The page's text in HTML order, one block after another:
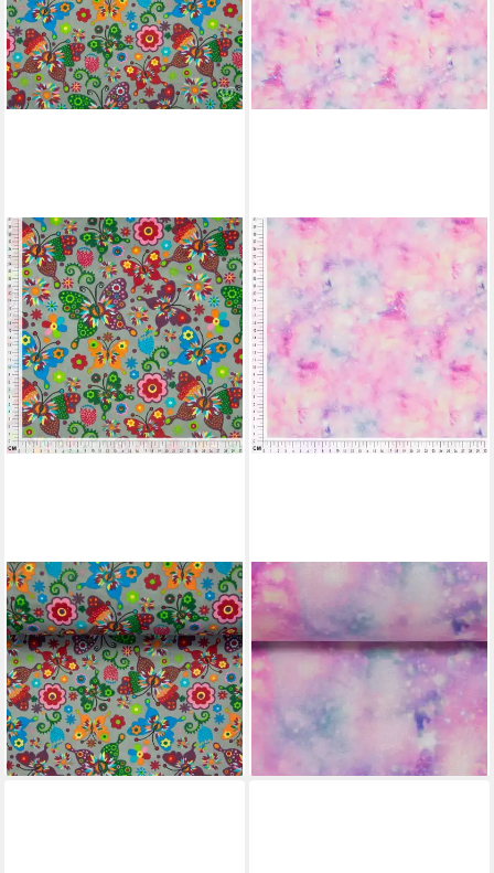
MADDMA
Stoff Baumwollstoff
Frühlingszauber 1/2
Meterware, 160 cm Breite
Kinder
3,94 €
(4,93 €/ 1 qm)
lieferbar - in 4-5 Werktagen bei dir
MADDMA
Stoff Baumwollstoff Einhorn
Galaxie 1/2 Meterware 147cm
breit Sommer
8,00 €
(10,81 €/ 1 qm)
lieferbar - in 4-5 Werktagen bei dir